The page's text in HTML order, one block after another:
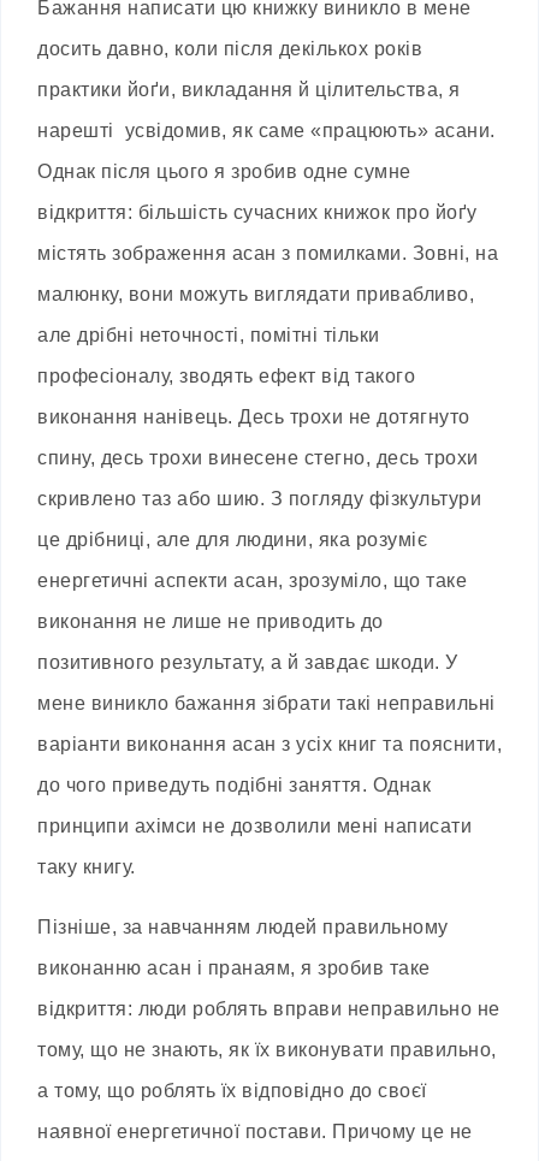
Бажання написати цю книжку виникло в мене
досить давно, коли після декількох років
практики йоґи, викладання й цілительства, я
нарешті усвідомив, як саме «працюють» асани.
Однак після цього я зробив одне сумне
відкриття: більшість сучасних книжок про йоґу
містять зображення асан з помилками. Зовні, на
малюнку, вони можуть виглядати привабливо,
але дрібні неточності, помітні тільки
професіоналу, зводять ефект від такого
виконання нанівець. Десь трохи не дотягнуто
спину, десь трохи винесене стегно, десь трохи
скривлено таз або шию. З погляду фізкультури
це дрібниці, але для людини, яка розуміє
енергетичні аспекти асан, зрозуміло, що таке
виконання не лише не приводить до
позитивного результату, а й завдає шкоди. У
мене виникло бажання зібрати такі неправильні
варіанти виконання асан з усіх книг та пояснити,
до чого приведуть подібні заняття. Однак
принципи ахімси не дозволили мені написати
таку книгу.
Пізніше, за навчанням людей правильному
виконанню асан і пранаям, я зробив таке
відкриття: люди роблять вправи неправильно не
тому, що не знають, як їх виконувати правильно,
а тому, що роблять їх відповідно до своєї
наявної енергетичної постави. Причому це не